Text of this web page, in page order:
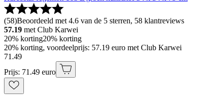
(58)Beoordeeld met 4.6 van de 5 sterren, 58 klantreviews
57.19 met Club Karwei
20% korting20% korting
20% korting, voordeelprijs: 57.19 euro met Club Karwei
71 .49
Prijs: 71.49 euro